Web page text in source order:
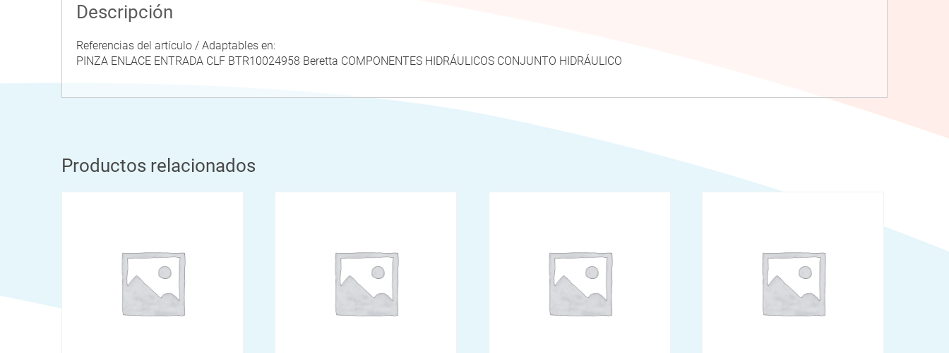
Descripción
Referencias del artículo / Adaptables en:
PINZA ENLACE ENTRADA CLF BTR10024958 Beretta COMPONENTES HIDRÁULICOS CONJUNTO HIDRÁULICO
Productos relacionados